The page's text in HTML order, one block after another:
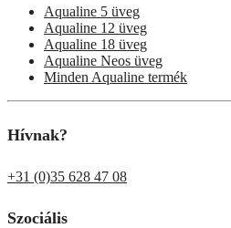
Aqualine 5 üveg
Aqualine 12 üveg
Aqualine 18 üveg
Aqualine Neos üveg
Minden Aqualine termék
Hívnak?
+31 (0)35 628 47 08
Szociális